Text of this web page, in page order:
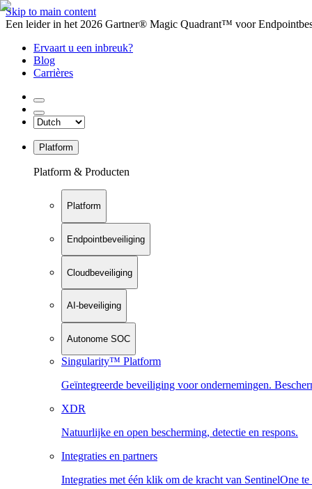
Skip to main content
Een leider in het 2026 Gartner® Magic Quadrant™ voor
Ervaart u een inbreuk?
Blog
Carrières
Platform
Platform & Producten
Platform
Endpointbeveiliging
Cloudbeveiliging
AI-beveiliging
Autonome SOC
Singularity™ Platform
Geïntegreerde beveiliging voor ondernemingen.
XDR
Natuurlijke en open bescherming, detectie en respons.
Integraties en partners
Integraties met één klik om de kracht van SentinelOne te